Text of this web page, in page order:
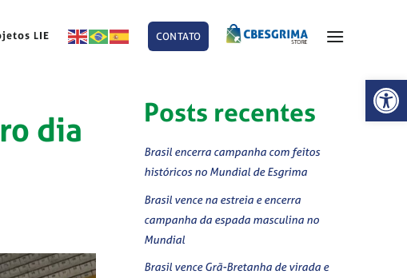
Abrir
LIE CONTATO
dia
Posts recentes
Brasil encerra campanha com feitos
históricos no Mundial de Esgrima
Brasil vence na estreia e encerra
campanha da espada masculina no
Mundial
Brasil vence Grã-Bretanha de virada e